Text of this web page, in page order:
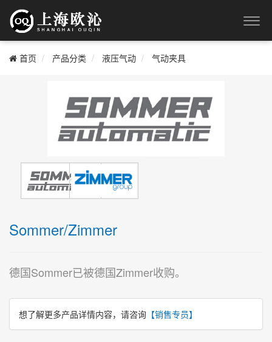
首页 产品分类 液压气动 气动夹具
Sommer/Zimmer
德国Sommer已被德国Zimmer收购。
想了解更多产品详情内容，请咨询 【销售专员】